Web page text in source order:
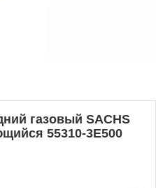
газовый SACHS
55310-3E500